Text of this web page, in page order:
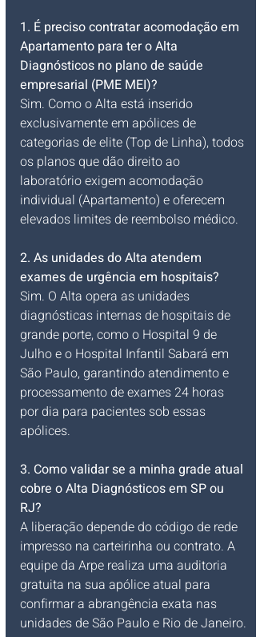
1. É preciso contratar acomodação em
Apartamento para ter o Alta
Diagnósticos no plano de saúde
empresarial (PME MEI)?
Sim. Como o Alta está inserido
exclusivamente em apólices de
categorias de elite (Top de Linha), todos
os planos que dão direito ao
laboratório exigem acomodação
individual (Apartamento) e oferecem
elevados limites de reembolso médico.
2. As unidades do Alta atendem
exames de urgência em hospitais?
Sim. O Alta opera as unidades
diagnósticas internas de hospitais de
grande porte, como o Hospital 9 de
Julho e o Hospital Infantil Sabará em
São Paulo, garantindo atendimento e
processamento de exames 24 horas
por dia para pacientes sob essas
apólices.
3. Como validar se a minha grade atual
cobre o Alta Diagnósticos em SP ou
RJ?
A liberação depende do código de rede
impresso na carteirinha ou contrato. A
equipe da Arpe realiza uma auditoria
gratuita na sua apólice atual para
confirmar a abrangência exata nas
unidades de São Paulo e Rio de Janeiro.